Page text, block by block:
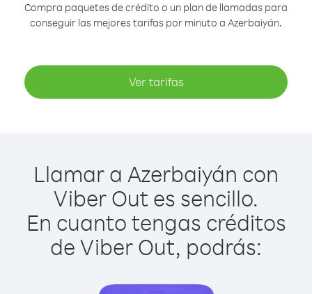
Compra paquetes de crédito o un plan de llamadas para
conseguir las mejores tarifas por minuto a Azerbaiyán.
Ver tarifas
Llamar a Azerbaiyán con
Viber Out es sencillo.
En cuanto tengas créditos
de Viber Out, podrás: